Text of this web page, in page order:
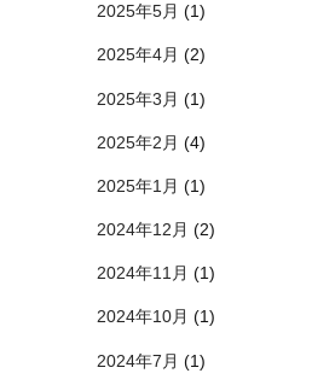
2025年5月 (1)
2025年4月 (2)
2025年3月 (1)
2025年2月 (4)
2025年1月 (1)
2024年12月 (2)
2024年11月 (1)
2024年10月 (1)
2024年7月 (1)